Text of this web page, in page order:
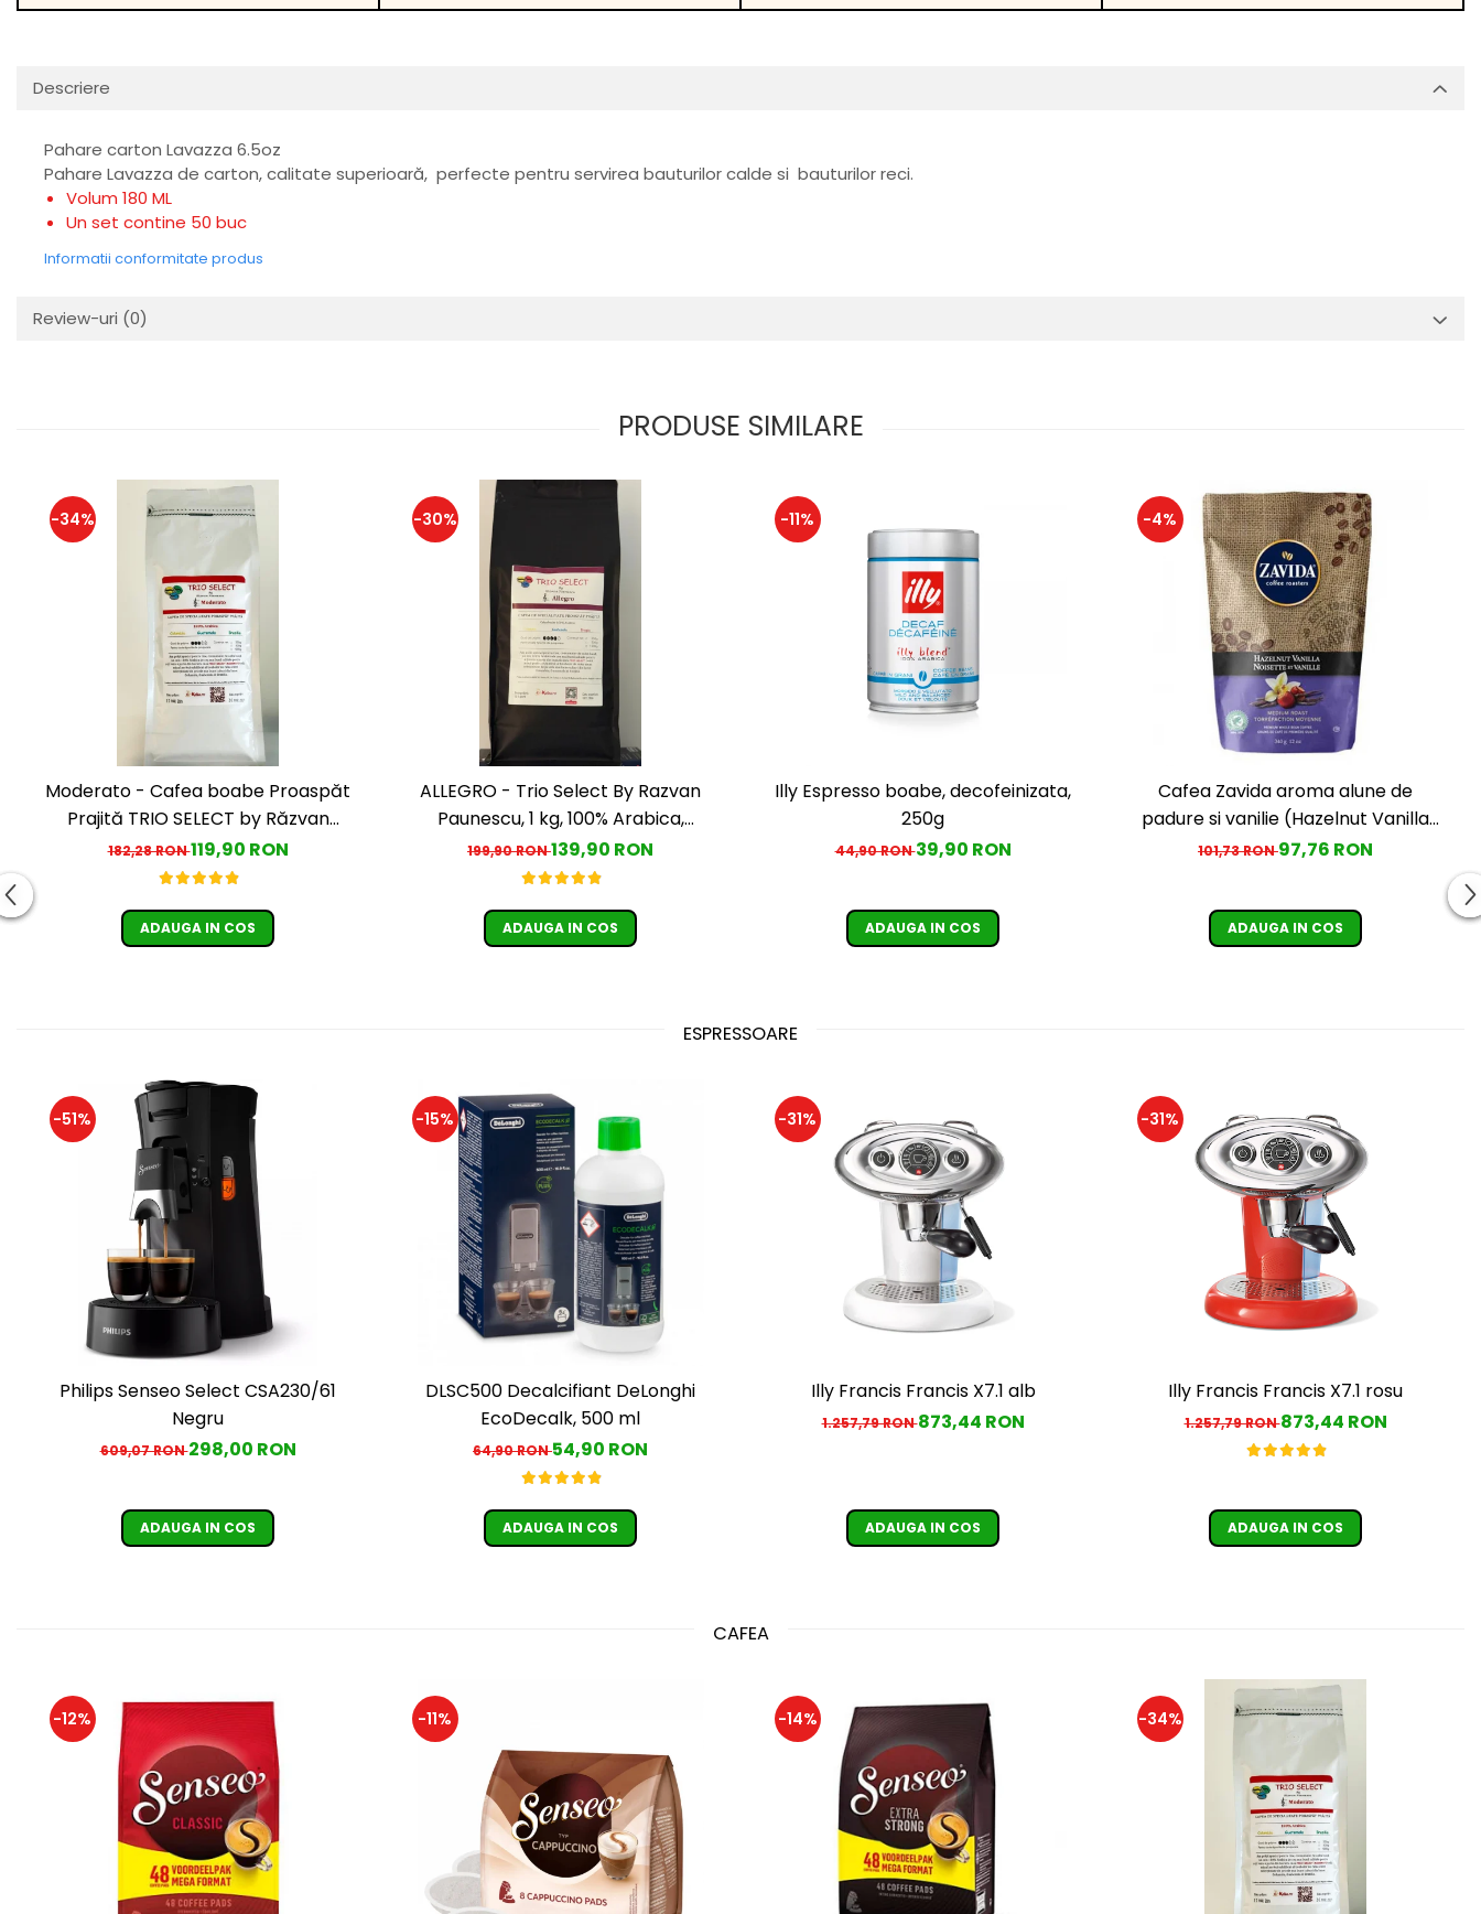
Descriere
Pahare carton Lavazza 6.5oz
Pahare Lavazza de carton, calitate superioară, perfecte pentru servirea bauturilor calde si bauturilor reci.
Volum 180 ML
Un set contine 50 buc
Informatii conformitate produs
Review-uri (0)
PRODUSE SIMILARE
-34%
Moderato - Cafea boabe Proaspăt
Prajită TRIO SELECT by Răzvan
Păunescu, blend 100% Arabica
182,28 RON119,90 RON
ADAUGA IN COS
-30%
ALLEGRO - Trio Select By Razvan
Paunescu, 1 kg, 100% Arabica,
(Columbia, Guatemala, Etiopia)
199,90 RON139,90 RON
ADAUGA IN COS
-11%
Illy Espresso boabe, decofeinizata,
250g
44,90 RON39,90 RON
ADAUGA IN COS
-4%
Cafea Zavida aroma alune de
padure si vanilie (Hazelnut Vanilla
Coffee 340gr)
101,73 RON97,76 RON
ADAUGA IN COS
ESPRESSOARE
-51%
Philips Senseo Select CSA230/61
Negru
609,07 RON298,00 RON
ADAUGA IN COS
-15%
DLSC500 Decalcifiant DeLonghi
EcoDecalk, 500 ml
64,90 RON54,90 RON
ADAUGA IN COS
-31%
Illy Francis Francis X7.1 alb
1.257,79 RON873,44 RON
ADAUGA IN COS
-31%
Illy Francis Francis X7.1 rosu
1.257,79 RON873,44 RON
ADAUGA IN COS
CAFEA
-12% -11% -14% -34%